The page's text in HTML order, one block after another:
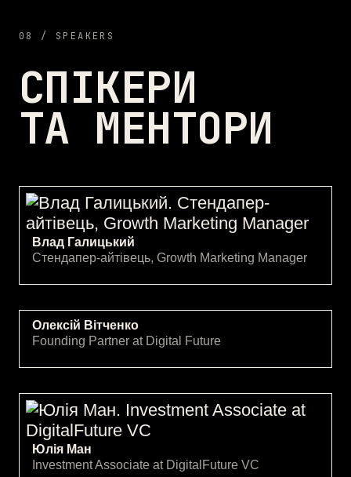
08 / SPEAKERS
СПІКЕРИ
ТА МЕНТОРИ
Влад Галицький
Стендапер-айтівець, Growth Marketing Manager
Олексій Вітченко
Founding Partner at Digital Future
Юлія Ман
Investment Associate at DigitalFuture VC